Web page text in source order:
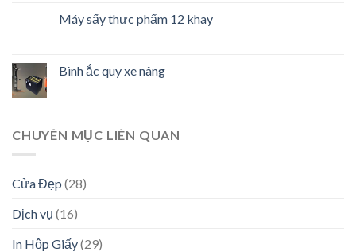
Máy sấy thực phẩm 12 khay
Bình ắc quy xe nâng
CHUYÊN MỤC LIÊN QUAN
Cửa Đẹp (28)
Dịch vụ (16)
In Hộp Giấy(29)